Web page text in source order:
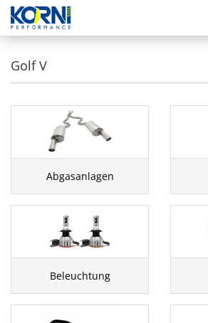
Golf V
Abgasanlagen
Beleuchtung